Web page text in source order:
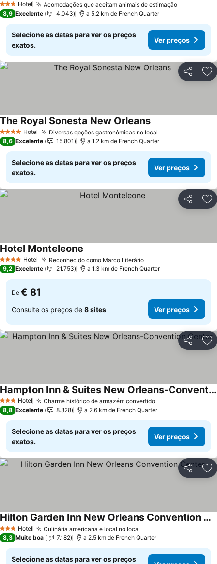
3 EstrelasHotel Acomodações que aceitam animais de estimação
8,9 Excelente 4.043 a 5.2 km de French Quarter
Selecione as datas para ver os preços
exatos.
Ver preços
Partilhar
4 EstrelasHotel Diversas opções gastronômicas no local
The Royal Sonesta New Orleans
8,6 Excelente 15.801 a 1.2 km de French Quarter
Selecione as datas para ver os preços
exatos.
Ver preços
Partilhar
4 EstrelasHotel Reconhecido como Marco Literário
Hotel Monteleone
9,2 Excelente 21.753 a 1.3 km de French Quarter
De € 81
Consulte os preços de 8 sites Ver preços
Partilhar
3 EstrelasHotel Charme histórico de armazém convertido
Hampton Inn & Suites New Orleans-Convention Center
8,8 Excelente 8.828 a 2.6 km de French Quarter
Selecione as datas para ver os preços
exatos.
Ver preços
Partilhar
3 EstrelasHotel Culinária americana e local no local
Hilton Garden Inn New Orleans Convention Center
8,3 Muito boa 7.182 a 2.5 km de French Quarter
Selecione as datas para ver os preços